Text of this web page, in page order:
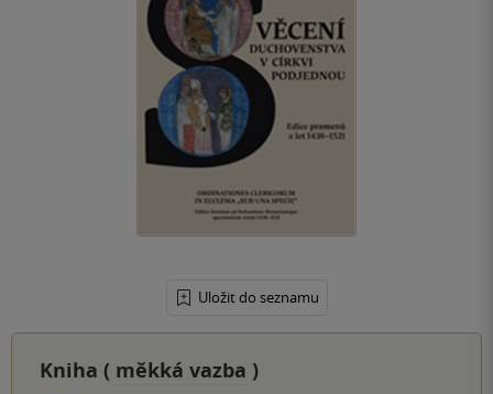
Uložit do seznamu
Kniha ( měkká vazba )